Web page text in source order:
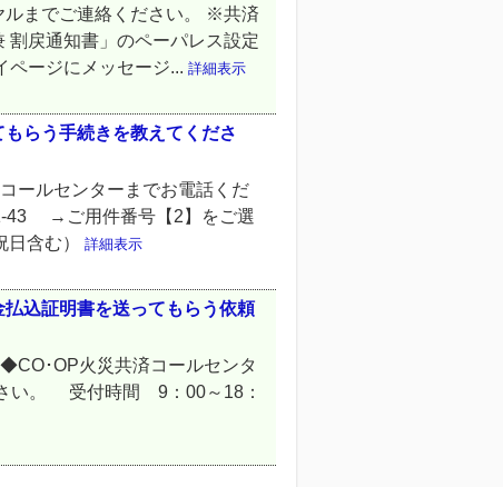
ルまでご連絡ください。 ※共済
割戻通知書」のペーパレス設定
ページにメッセージ... 詳細表示
らう手続きを教えてくださ
ールセンターまでお電話くだ
43 →ご用件番号【2】をご選
含む） 詳細表示
払込証明書を送ってもらう依頼
･OP火災共済コールセンタ
い。 受付時間 9：00～18：